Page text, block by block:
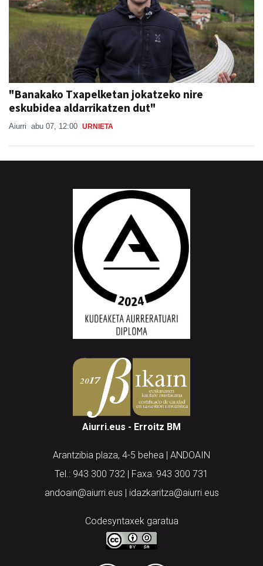
"Banakako Txapelketan jokatzeko nire
eskubidea aldarrikatzen dut"
Aiurri abu 07, 12:00 URNIETA
Aiurri.eus - Erroitz BM
Arantzibia plaza, 4-5 behea | ANDOAIN
Tel.: 943 300 732 | Faxa: 943 300 731
andoain@aiurri.eus | idazkaritza@aiurri.eus
Codesyntaxek garatua